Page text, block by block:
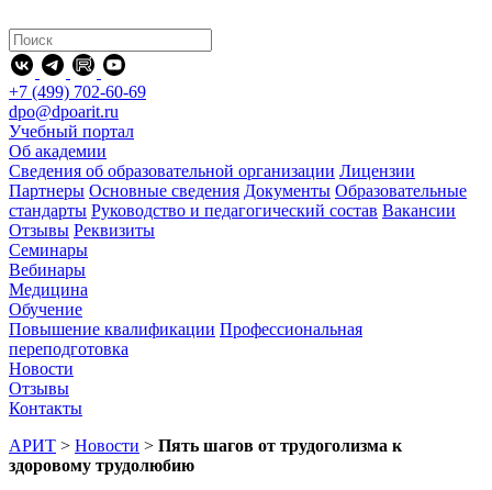
+7 (499) 702-60-69
dpo@dpoarit.ru
Учебный портал
Об академии
Сведения об образовательной организации Лицензии
Партнеры Основные сведения Документы Образовательные
стандарты Руководство и педагогический состав Вакансии
Отзывы Реквизиты
Семинары
Вебинары
Медицина
Обучение
Повышение квалификации Профессиональная
переподготовка
Новости
Отзывы
Контакты
АРИТ > Новости > Пять шагов от трудоголизма к
здоровому трудолюбию